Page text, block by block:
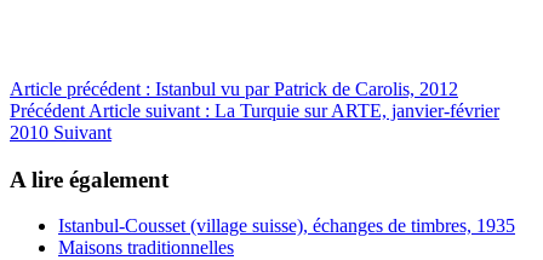
Article précédent : Istanbul vu par Patrick de Carolis, 2012
Précédent Article suivant : La Turquie sur ARTE, janvier-février
2010 Suivant
A lire également
Istanbul-Cousset (village suisse), échanges de timbres, 1935
Maisons traditionnelles